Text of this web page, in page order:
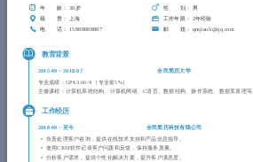
年 龄 ： 30岁 性 别： 男
籍 贯 ： 上海 工作年限 ： 2年经验
电 话 ： 15888888887 邮 箱： qmjianli@qq.com
教育背景
2015-09~ 2018-07 全民简历大学
专业成绩：GPA 3.66/4 （专业前5%）
主修课程：计算机系统结构、计算机网络、C语言、数据结构、操作系统、数据库原理等
工作经历
2018-09~ 至今 全民简历科技有限公司
负责处理客户咨询，提供在线技术支持和产品信息指导。
使用CRM软件记录客户问题和反馈，保持服务质量。
分析客户需求，提供个性化解决方案，提升客户满意度。